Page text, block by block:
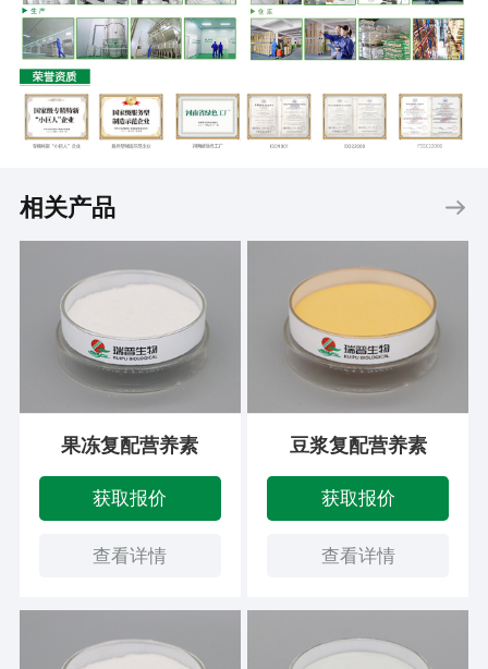
相关产品
果冻复配营养素
获取报价
查看详情
豆浆复配营养素
获取报价
查看详情